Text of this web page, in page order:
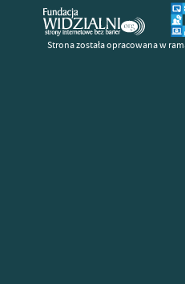
Strona została opracowana w